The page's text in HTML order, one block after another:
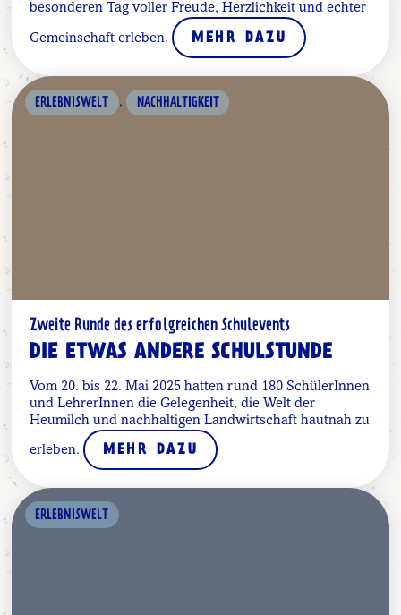
besonderen Tag voller Freude, Herzlichkeit und echter
Gemeinschaft erleben. MEHR DAZU
ERLEBNISWELT , NACHHALTIGKEIT
Zweite Runde des erfolgreichen Schulevents
DIE ETWAS ANDERE SCHULSTUNDE
Vom 20. bis 22. Mai 2025 hatten rund 180 SchülerInnen
und LehrerInnen die Gelegenheit, die Welt der
Heumilch und nachhaltigen Landwirtschaft hautnah zu
erleben. MEHR DAZU
ERLEBNISWELT